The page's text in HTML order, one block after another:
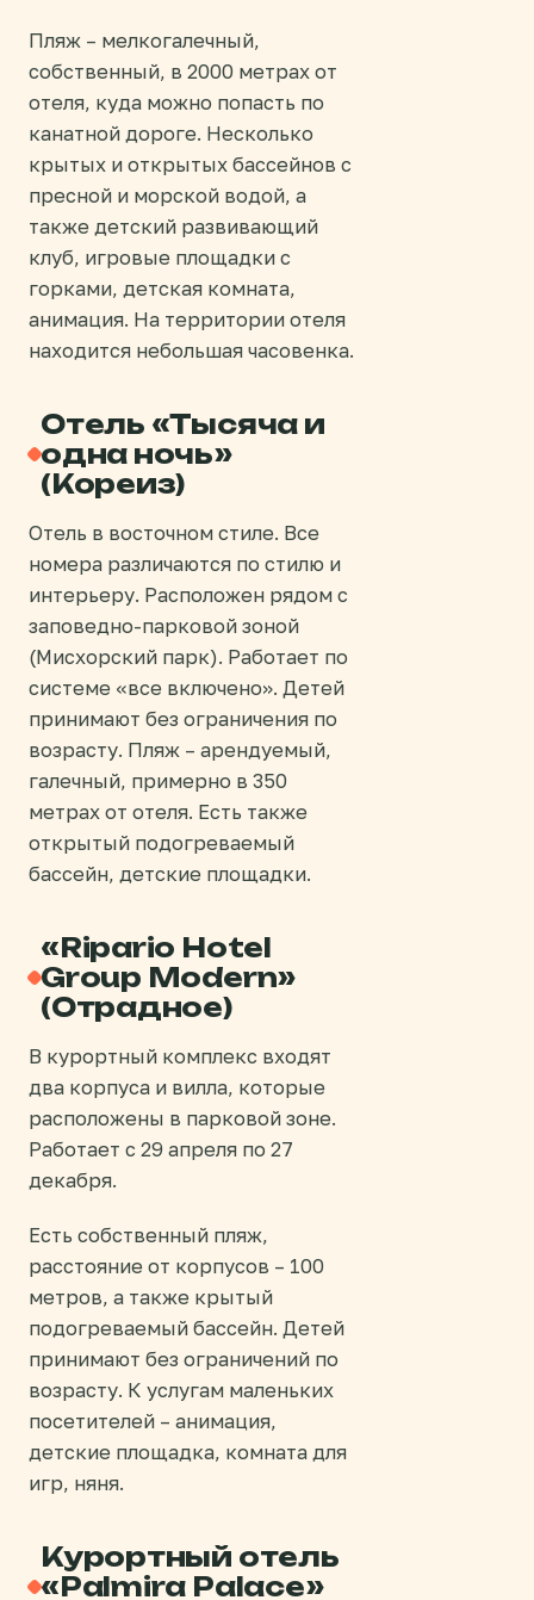
Пляж – мелкогалечный,
собственный, в 2000 метрах от
отеля, куда можно попасть по
канатной дороге. Несколько
крытых и открытых бассейнов с
пресной и морской водой, а
также детский развивающий
клуб, игровые площадки с
горками, детская комната,
анимация. На территории отеля
находится небольшая часовенка.
Отель «Тысяча и
одна ночь»
(Кореиз)
Отель в восточном стиле. Все
номера различаются по стилю и
интерьеру. Расположен рядом с
заповедно-парковой зоной
(Мисхорский парк). Работает по
системе «все включено». Детей
принимают без ограничения по
возрасту. Пляж – арендуемый,
галечный, примерно в 350
метрах от отеля. Есть также
открытый подогреваемый
бассейн, детские площадки.
«Ripario Hotel
Group Modern»
(Отрадное)
В курортный комплекс входят
два корпуса и вилла, которые
расположены в парковой зоне.
Работает с 29 апреля по 27
декабря.
Есть собственный пляж,
расстояние от корпусов – 100
метров, а также крытый
подогреваемый бассейн. Детей
принимают без ограничений по
возрасту. К услугам маленьких
посетителей – анимация,
детские площадка, комната для
игр, няня.
Курортный отель
«Palmira Palace»